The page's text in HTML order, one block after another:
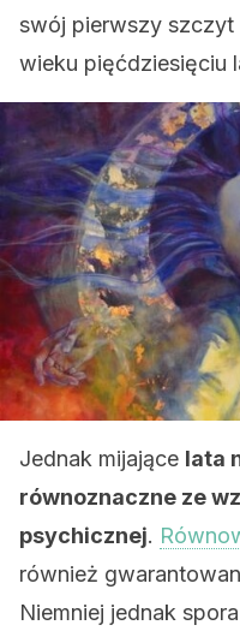
swój pierwszy
wieku pięćdziesięciu
Jednak mijające lata
równoznaczne ze
psychicznej.
również
Niemniej jednak